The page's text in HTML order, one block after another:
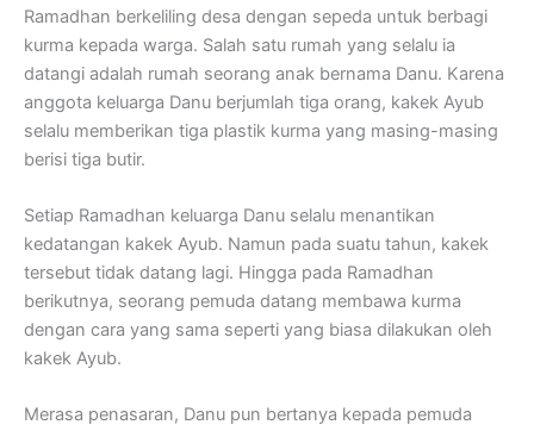
Ramadhan berkeliling desa dengan sepeda untuk berbagi
kurma kepada warga. Salah satu rumah yang selalu ia
datangi adalah rumah seorang anak bernama Danu. Karena
anggota keluarga Danu berjumlah tiga orang, kakek Ayub
selalu memberikan tiga plastik kurma yang masing-masing
berisi tiga butir.
Setiap Ramadhan keluarga Danu selalu menantikan
kedatangan kakek Ayub. Namun pada suatu tahun, kakek
tersebut tidak datang lagi. Hingga pada Ramadhan
berikutnya, seorang pemuda datang membawa kurma
dengan cara yang sama seperti yang biasa dilakukan oleh
kakek Ayub.
Merasa penasaran, Danu pun bertanya kepada pemuda